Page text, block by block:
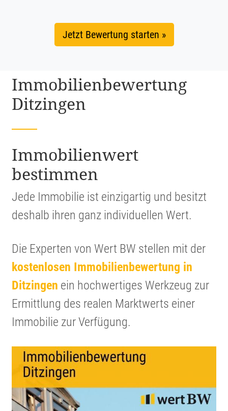
Jetzt Bewertung starten »
Immobi­li­en­be­wer­tung
Ditzingen
Immobi­li­en­wert
bestimmen
Jede Immobilie ist einzig­artig und besitzt
deshalb ihren ganz indivi­du­ellen Wert.
Die Experten von Wert BW stellen mit der
kosten­losen Immobi­li­en­be­wer­tung in
Ditzingen ein hochwer­tiges Werkzeug zur
Ermitt­lung des realen Markt­werts einer
Immobilie zur Verfügung.